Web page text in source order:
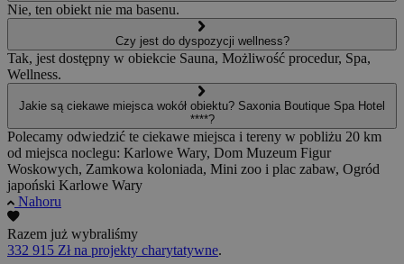
Nie, ten obiekt nie ma basenu.
Czy jest do dyspozycji wellness?
Tak, jest dostępny w obiekcie Sauna, Możliwość procedur, Spa,
Wellness.
Jakie są ciekawe miejsca wokół obiektu? Saxonia Boutique Spa Hotel
****?
Polecamy odwiedzić te ciekawe miejsca i tereny w pobliżu 20 km
od miejsca noclegu: Karlowe Wary, Dom Muzeum Figur
Woskowych, Zamkowa koloniada, Mini zoo i plac zabaw, Ogród
japoński Karlowe Wary
Nahoru
Razem już wybraliśmy
332 915 Zł na projekty charytatywne.